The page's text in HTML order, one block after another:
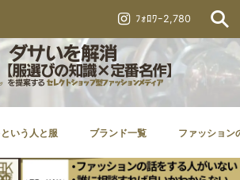
ﾌｫﾛﾜｰ2,780
いう人と服 ブランド一覧 ファッション